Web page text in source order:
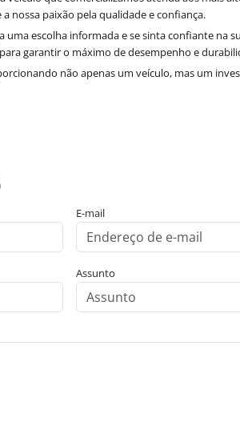
nossa paixão pela qualidade e confiança.
escolha informada e se sinta confiante na
garantir o máximo de desempenho e
não apenas um veículo, mas um
E-mail
Assunto